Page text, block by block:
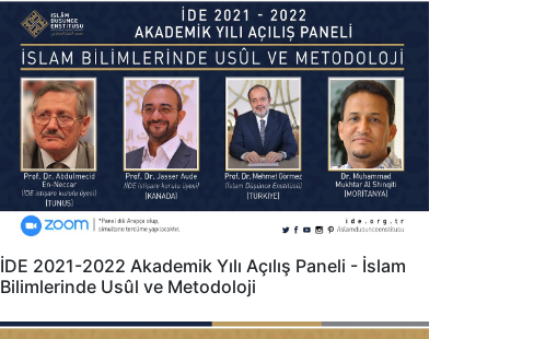
İDE 2021-2022 Akademik Yılı Açılış Paneli - İslam
Bilimlerinde Usûl ve Metodoloji